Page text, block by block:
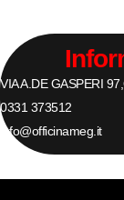
VIA A.DE GASPERI 97,
0331 373512
info@officinameg.it